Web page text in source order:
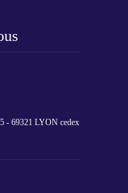
- 69321 LYON cedex